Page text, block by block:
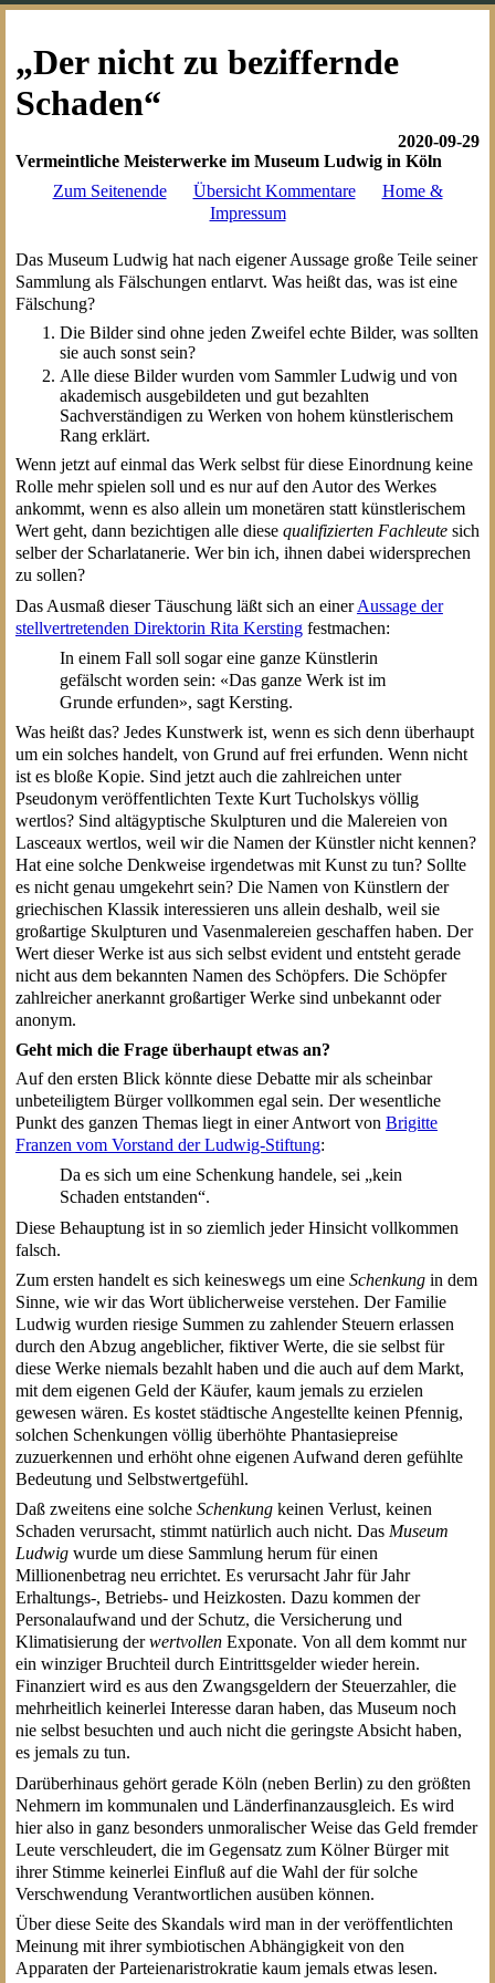
„Der nicht zu beziffernde
Schaden“
2020-09-29
Vermeintliche Meisterwerke im Museum Ludwig in Köln
Zum Seitenende
Übersicht Kommentare
Home &
Impressum
Das Museum Ludwig hat nach eigener Aussage große Teile seiner
Sammlung als Fälschungen entlarvt. Was heißt das, was ist eine
Fälschung?
Die Bilder sind ohne jeden Zweifel echte Bilder, was sollten
sie auch sonst sein?
Alle diese Bilder wurden vom Sammler Ludwig und von
akademisch ausgebildeten und gut bezahlten
Sachverständigen zu Werken von hohem künstlerischem
Rang erklärt.
Wenn jetzt auf einmal das Werk selbst für diese Einordnung keine
Rolle mehr spielen soll und es nur auf den Autor des Werkes
ankommt, wenn es also allein um monetären statt künstlerischem
Wert geht, dann bezichtigen alle diese qualifizierten Fachleutesich
selber der Scharlatanerie. Wer bin ich, ihnen dabei widersprechen
zu sollen?
Das Ausmaß dieser Täuschung läßt sich an einerAussage der
stellvertretenden Direktorin Rita Kerstingfestmachen:
In einem Fall soll sogar eine ganze Künstlerin
gefälscht worden sein: «Das ganze Werk ist im
Grunde erfunden», sagt Kersting.
Was heißt das? Jedes Kunstwerk ist, wenn es sich denn überhaupt
um ein solches handelt, von Grund auf frei erfunden. Wenn nicht
ist es bloße Kopie. Sind jetzt auch die zahlreichen unter
Pseudonym veröffentlichten Texte Kurt Tucholskys völlig
wertlos? Sind altägyptische Skulpturen und die Malereien von
Lasceaux wertlos, weil wir die Namen der Künstler nicht kennen?
Hat eine solche Denkweise irgendetwas mit Kunst zu tun? Sollte
es nicht genau umgekehrt sein? Die Namen von Künstlern der
griechischen Klassik interessieren uns allein deshalb, weil sie
großartige Skulpturen und Vasenmalereien geschaffen haben. Der
Wert dieser Werke ist aus sich selbst evident und entsteht gerade
nicht aus dem bekannten Namen des Schöpfers. Die Schöpfer
zahlreicher anerkannt großartiger Werke sind unbekannt oder
anonym.
Geht mich die Frage überhaupt etwas an?
Auf den ersten Blick könnte diese Debatte mir als scheinbar
unbeteiligtem Bürger vollkommen egal sein. Der wesentliche
Punkt des ganzen Themas liegt in einer Antwort von Brigitte
Franzen vom Vorstand der Ludwig-Stiftung:
Da es sich um eine Schenkung handele, sei „kein
Schaden entstanden“.
Diese Behauptung ist in so ziemlich jeder Hinsicht vollkommen
falsch.
Zum ersten handelt es sich keineswegs um eine Schenkungin dem
Sinne, wie wir das Wort üblicherweise verstehen. Der Familie
Ludwig wurden riesige Summen zu zahlender Steuern erlassen
durch den Abzug angeblicher, fiktiver Werte, die sie selbst für
diese Werke niemals bezahlt haben und die auch auf dem Markt,
mit dem eigenen Geld der Käufer, kaum jemals zu erzielen
gewesen wären. Es kostet städtische Angestellte keinen Pfennig,
solchen Schenkungen völlig überhöhte Phantasiepreise
zuzuerkennen und erhöht ohne eigenen Aufwand deren gefühlte
Bedeutung und Selbstwertgefühl.
Daß zweitens eine solche Schenkungkeinen Verlust, keinen
Schaden verursacht, stimmt natürlich auch nicht. Das Museum
Ludwigwurde um diese Sammlung herum für einen
Millionenbetrag neu errichtet. Es verursacht Jahr für Jahr
Erhaltungs-, Betriebs- und Heizkosten. Dazu kommen der
Personalaufwand und der Schutz, die Versicherung und
Klimatisierung derwertvollenExponate. Von all dem kommt nur
ein winziger Bruchteil durch Eintrittsgelder wieder herein.
Finanziert wird es aus den Zwangsgeldern der Steuerzahler, die
mehrheitlich keinerlei Interesse daran haben, das Museum noch
nie selbst besuchten und auch nicht die geringste Absicht haben,
es jemals zu tun.
Darüberhinaus gehört gerade Köln (neben Berlin) zu den größten
Nehmern im kommunalen und Länderfinanzausgleich. Es wird
hier also in ganz besonders unmoralischer Weise das Geld fremder
Leute verschleudert, die im Gegensatz zum Kölner Bürger mit
ihrer Stimme keinerlei Einfluß auf die Wahl der für solche
Verschwendung Verantwortlichen ausüben können.
Über diese Seite des Skandals wird man in der veröffentlichten
Meinung mit ihrer symbiotischen Abhängigkeit von den
Apparaten der Parteienaristrokratie kaum jemals etwas lesen.